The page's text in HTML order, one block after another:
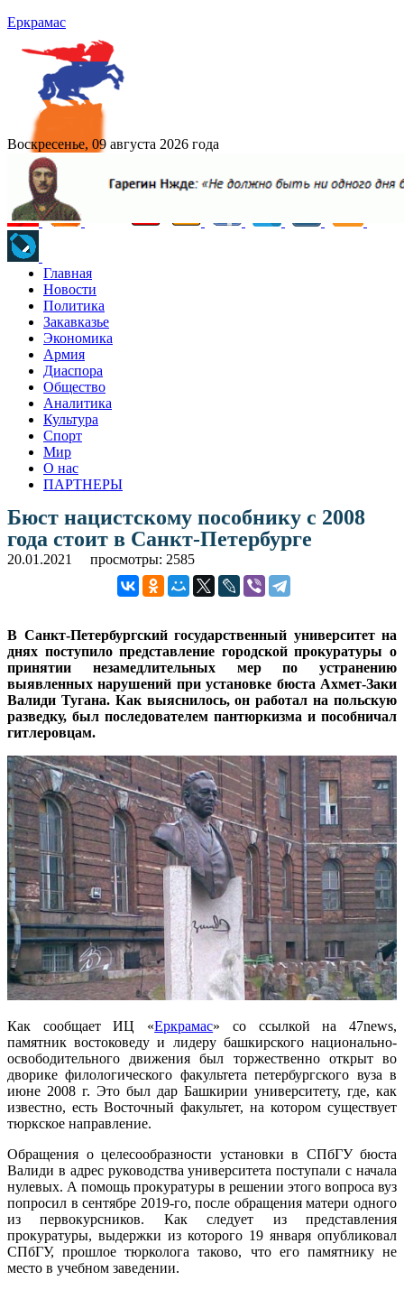
Еркрамас
Воскресенье, 09 августа 2026 года
Главная
Новости
Политика
Закавказье
Экономика
Армия
Диаспора
Общество
Аналитика
Культура
Спорт
Мир
О нас
ПАРТНЕРЫ
Бюст нацистскому пособнику с 2008
года стоит в Санкт-Петербурге
20.01.2021 просмотры: 2585
В Санкт-Петербургский государственный университет на
днях поступило представление городской прокуратуры о
принятии незамедлительных мер по устранению
выявленных нарушений при установке бюста Ахмет-Заки
Валиди Тугана. Как выяснилось, он работал на польскую
разведку, был последователем пантюркизма и пособничал
гитлеровцам.
Как сообщает ИЦ «Еркрамас» со ссылкой на 47news,
памятник востоковеду и лидеру башкирского национально-
освободительного движения был торжественно открыт во
дворике филологического факультета петербургского вуза в
июне 2008 г. Это был дар Башкирии университету, где, как
известно, есть Восточный факультет, на котором существует
тюркское направление.
Обращения о целесообразности установки в СПбГУ бюста
Валиди в адрес руководства университета поступали с начала
нулевых. А помощь прокуратуры в решении этого вопроса вуз
попросил в сентябре 2019-го, после обращения матери одного
из первокурсников. Как следует из представления
прокуратуры, выдержки из которого 19 января опубликовал
СПбГУ, прошлое тюрколога таково, что его памятнику не
место в учебном заведении.